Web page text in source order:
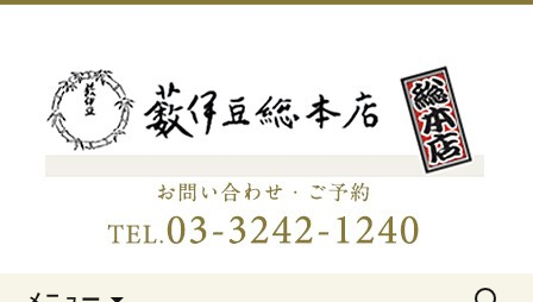
日本橋の老舗蕎麦屋「藪伊豆総
本店」
検